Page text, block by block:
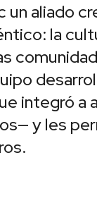
aliado
la
integró
y les